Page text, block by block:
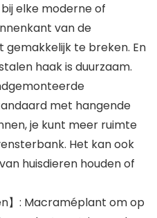
elke moderne of
van de
te breken. En
haak is duurzaam.
met hangende
je kunt meer ruimte
Het kan ook
huisdieren houden of
】: Macraméplant om op